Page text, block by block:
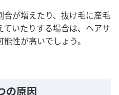
が増えたり、抜け毛に産毛
いたりする場合は、ヘアサ
性が高いでしょう。
の原因